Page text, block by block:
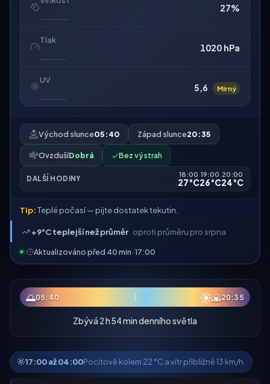
27%
Tlak
1020 hPa
UV
5,6 Mírný
Východ slunce05:40 Západ slunce20:35
OvzdušíDobrá ✓Bez výstrah
DALŠÍ HODINY
18:00
27°C
19:00
26°C
20:00
24°C
Tip:Teplé počasí — pijte dostatek tekutin.
+9°C teplejší než průměr oproti průměru pro srpna
Aktualizováno před 40 min ·17:00
🌅05:40 ☀🌇20:35
Zbývá 2 h 54 min denního světla
17:00 až 04:00Pocitově kolem 22 °C a vítr přibližně 13 km/h.